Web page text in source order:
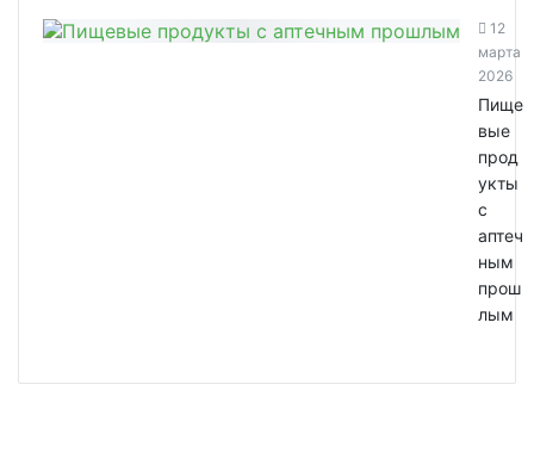
12
марта
2026
Пище
вые
прод
укты
с
аптеч
ным
прош
лым